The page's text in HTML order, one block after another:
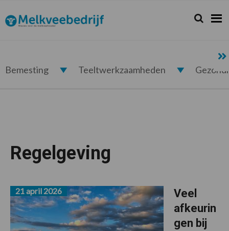
de
hoofdnavigatie
de
hoofd
de
voettekst
Melkveebedrijf.nl Zoeken...
Zoek
Bemesting Teeltwerkzaamheden
Regelgeving
Veel
afkeurin
gen bij
21 april 2026